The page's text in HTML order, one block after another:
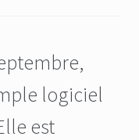
logiciel
est